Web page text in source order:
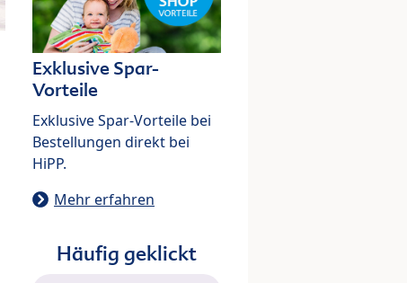
Exklusive Spar-
Vorteile
Exklusive Spar-Vorteile bei
Bestellungen direkt bei
HiPP.
Mehr erfahren
Häufig geklickt